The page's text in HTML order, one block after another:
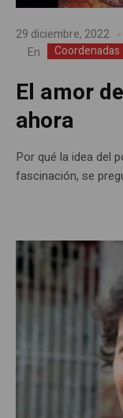
29 diciembre, 2022
En Coordenadas
El amor
ahora
Por qué la idea del
fascinación, se